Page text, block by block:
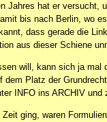
Jahres hat er versucht,
bis nach Berlin, wo
dass gerade die
aus dieser Schiene
will, kann sich ja mal
dem Platz der
INFO ins ARCHIV und
ging, waren